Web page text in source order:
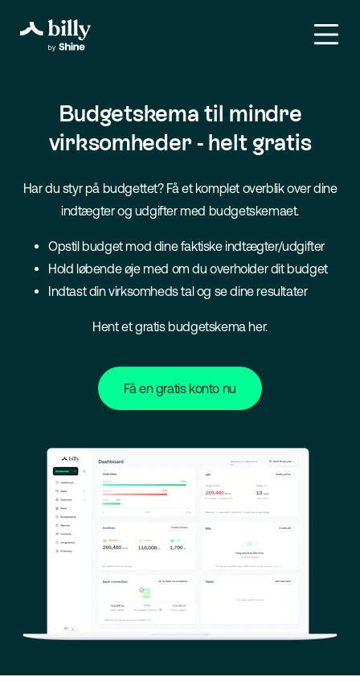
Budgetskema til mindre
virksomheder - helt gratis
Har du styr på budgettet? Få et komplet overblik over dine
indtægter og udgifter med budgetskemaet.
Opstil budget mod dine faktiske indtægter/udgifter
Hold løbende øje med om du overholder dit budget
Indtast din virksomheds tal og se dine resultater
Hent et gratis budgetskema her.
Få en gratis konto nu